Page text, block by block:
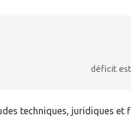
déficit
techniques, juridiques